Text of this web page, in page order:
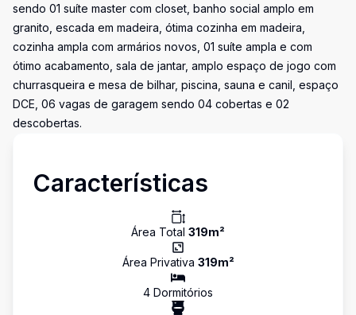
sendo 01 suíte master com closet, banho social amplo em
granito, escada em madeira, ótima cozinha em madeira,
cozinha ampla com armários novos, 01 suíte ampla e com
ótimo acabamento, sala de jantar, amplo espaço de jogo com
churrasqueira e mesa de bilhar, piscina, sauna e canil, espaço
DCE, 06 vagas de garagem sendo 04 cobertas e 02
descobertas.
Características
Área Total 319m²
Área Privativa 319m²
4 Dormitórios